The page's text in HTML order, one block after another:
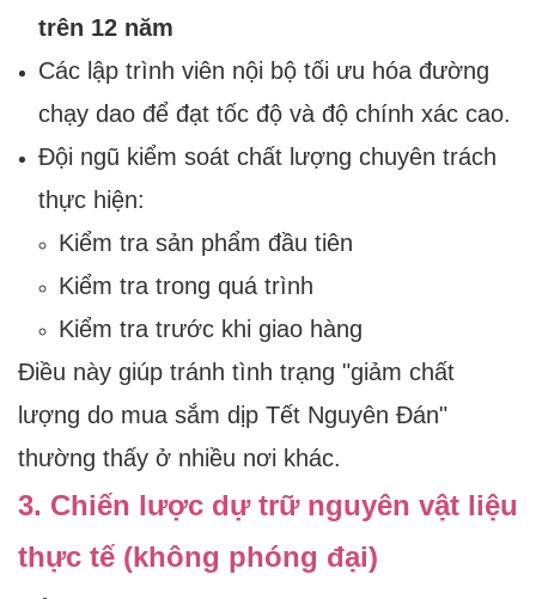
trên 12 năm
Các lập trình viên nội bộ tối ưu hóa đường
chạy dao để đạt tốc độ và độ chính xác cao.
Đội ngũ kiểm soát chất lượng chuyên trách
thực hiện:
Kiểm tra sản phẩm đầu tiên
Kiểm tra trong quá trình
Kiểm tra trước khi giao hàng
Điều này giúp tránh tình trạng "giảm chất
lượng do mua sắm dịp Tết Nguyên Đán"
thường thấy ở nhiều nơi khác.
3. Chiến lược dự trữ nguyên vật liệu
thực tế (không phóng đại)